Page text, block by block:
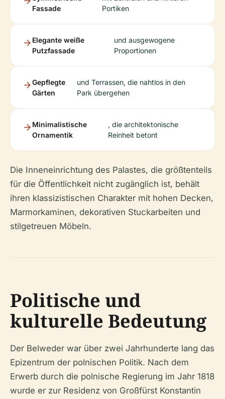
Fassade
Portiken
Elegante weiße
Putzfassade
und ausgewogene
Proportionen
Gepflegte
Gärten
und Terrassen, die nahtlos in den
Park übergehen
Minimalistische
Ornamentik
, die architektonische
Reinheit betont
Die Inneneinrichtung des Palastes, die größtenteils
für die Öffentlichkeit nicht zugänglich ist, behält
ihren klassizistischen Charakter mit hohen Decken,
Marmorkaminen, dekorativen Stuckarbeiten und
stilgetreuen Möbeln.
Politische und
kulturelle Bedeutung
Der Belweder war über zwei Jahrhunderte lang das
Epizentrum der polnischen Politik. Nach dem
Erwerb durch die polnische Regierung im Jahr 1818
wurde er zur Residenz von Großfürst Konstantin